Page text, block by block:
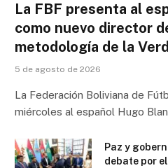
La FBF presenta al
como nuevo director
metodología de la
5 de agosto de 2026
La Federación Boliviana de
miércoles al español Hugo
Paz y
debate por